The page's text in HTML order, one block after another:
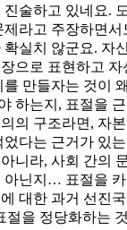
진술하고 있네요.
제라고 주장하면서
실치 않군요. 자
으로 표현하고
를 만들자는 것이
하는지, 표절을
의 구조라면, 자
다는 근거가 있는
니라, 사회 간의
아닌지… 표절을 카
대한 과거 선진
절을 정당화하는